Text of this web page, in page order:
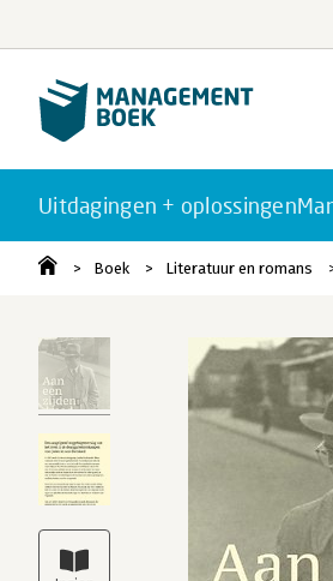
Uitdagingen + oplossingen
Boek Literatuur en romans